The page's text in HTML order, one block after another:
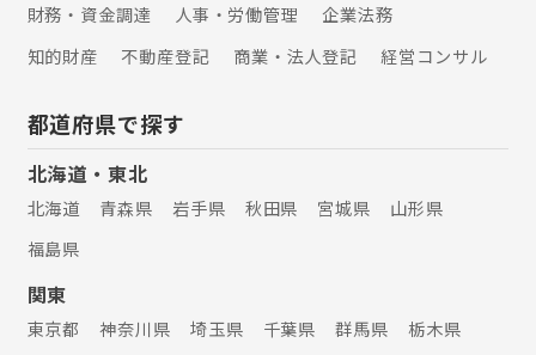
財務・資金調達
人事・労働管理
企業法務
知的財産
不動産登記 商業・法人登記 経営コンサル
都道府県で探す
北海道・東北
北海道 青森県 岩手県 秋田県 宮城県
山形県
福島県
関東
東京都 神奈川県 埼玉県 千葉県 群馬県
栃木県